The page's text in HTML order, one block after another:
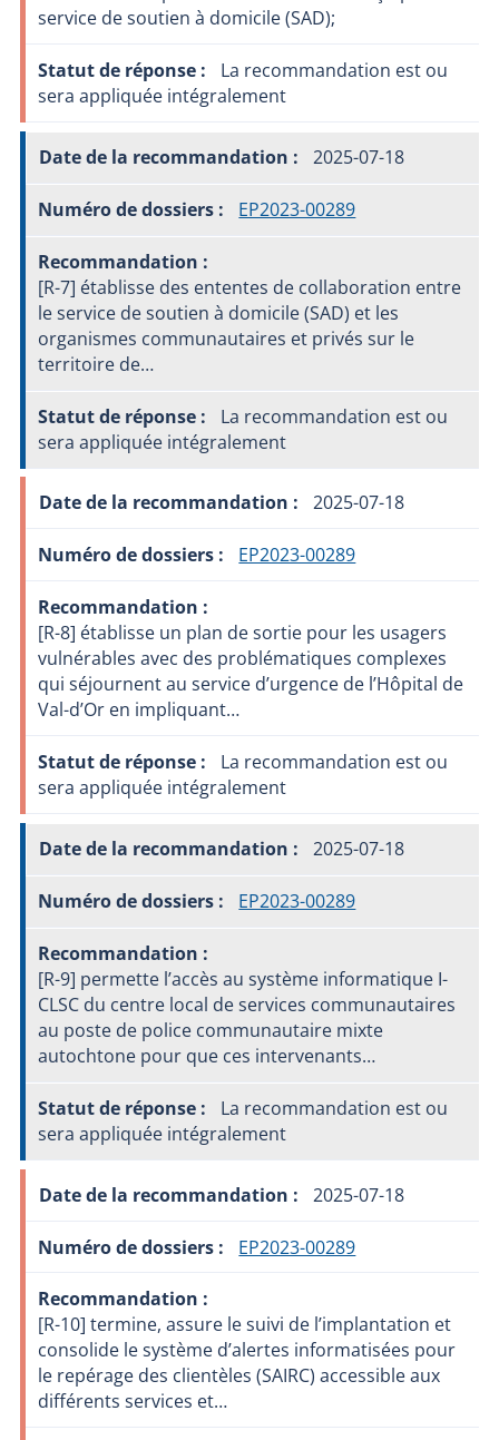
service de soutien à domicile (SAD);
La recommandation est ou
sera appliquée intégralement
2025-07-18
EP2023-00289
[R-7] établisse des ententes de collaboration entre
le service de soutien à domicile (SAD) et les
organismes communautaires et privés sur le
territoire de…
La recommandation est ou
sera appliquée intégralement
2025-07-18
EP2023-00289
[R-8] établisse un plan de sortie pour les usagers
vulnérables avec des problématiques complexes
qui séjournent au service d’urgence de l’Hôpital de
Val-d’Or en impliquant…
La recommandation est ou
sera appliquée intégralement
2025-07-18
EP2023-00289
[R-9] permette l’accès au système informatique I-
CLSC du centre local de services communautaires
au poste de police communautaire mixte
autochtone pour que ces intervenants…
La recommandation est ou
sera appliquée intégralement
2025-07-18
EP2023-00289
[R-10] termine, assure le suivi de l’implantation et
consolide le système d’alertes informatisées pour
le repérage des clientèles (SAIRC) accessible aux
différents services et…